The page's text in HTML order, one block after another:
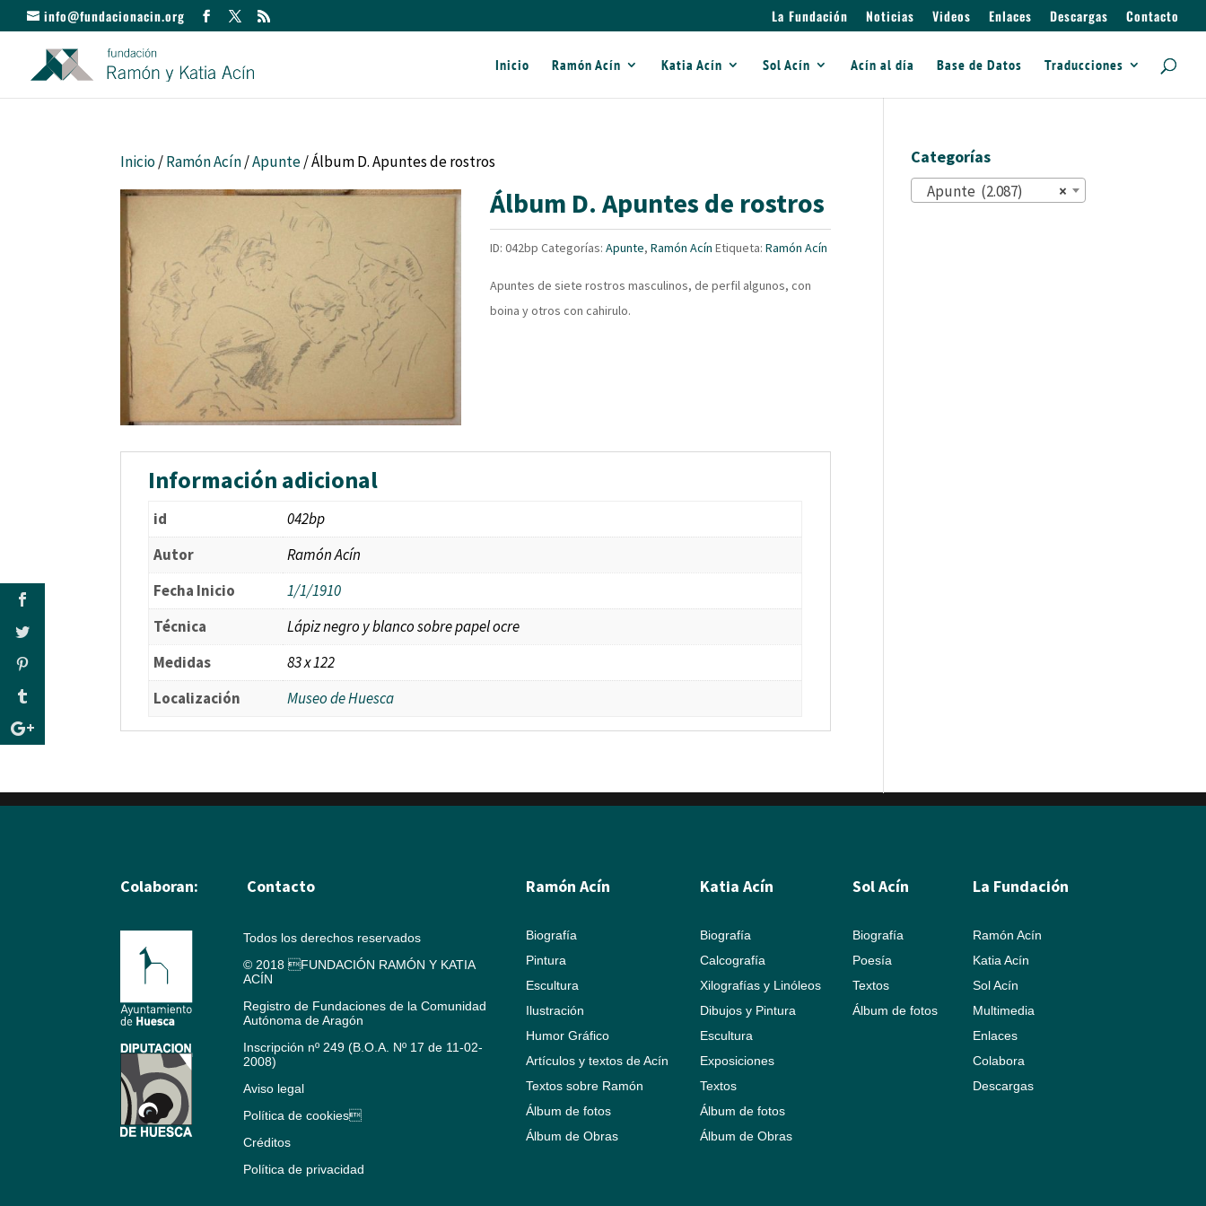
info@fundacionacin.org La Fundación Noticias Videos Enlaces Descargas Contacto
Inicio Ramón Acín Katia Acín Sol Acín Acín al día Base de Datos Traducciones
Inicio/Ramón Acín/Apunte/ Álbum D. Apuntes de rostros
Álbum D. Apuntes de rostros
ID:042bp Categorías:Apunte,Ramón Acín Etiqueta:Ramón Acín
Apuntes de siete rostros masculinos, de perfil algunos, con
boina y otros con cahirulo.
Información adicional
id
042bp
Autor
Ramón Acín
Fecha Inicio
1/1/1910
Técnica
Lápiz negro y blanco sobre papel ocre
Medidas
83 x 122
Localización
Museo de Huesca
Categorías
×
Apunte (2.087)
Colaboran: Contacto
Todos los derechos reservados
© 2018 FUNDACIÓN RAMÓN Y KATIA
ACÍN
Registro de Fundaciones de la Comunidad
Autónoma de Aragón
Inscripción nº 249 (B.O.A. Nº 17 de 11-02-
2008)
Aviso legal
Política de cookies
Créditos
Política de privacidad
Ramón Acín
Biografía
Pintura
Escultura
Ilustración
Humor Gráfico
Artículos y textos de Acín
Textos sobre Ramón
Álbum de fotos
Álbum de Obras
Katia Acín
Biografía
Calcografía
Xilografías y Linóleos
Dibujos y Pintura
Escultura
Exposiciones
Textos
Álbum de fotos
Álbum de Obras
Sol Acín
Biografía
Poesía
Textos
Álbum de fotos
La Fundación
Ramón Acín
Katia Acín
Sol Acín
Multimedia
Enlaces
Colabora
Descargas